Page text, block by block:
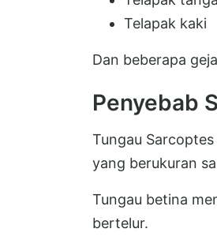
Telapak kaki
Dan beberapa
Penyebab
Tungau
yang berukuran
Tungau betina
bertelur.